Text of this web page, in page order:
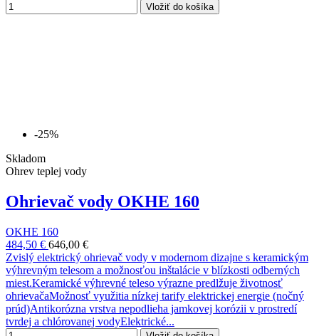
Vložiť do košíka
-25%
Skladom
Ohrev teplej vody
Ohrievač vody OKHE 160
OKHE 160
484,50 € 646,00 €
Zvislý elektrický ohrievač vody v modernom dizajne s keramickým
výhrevným telesom a možnosťou inštalácie v blízkosti odberných
miest.Keramické výhrevné teleso výrazne predlžuje životnosť
ohrievačaMožnosť využitia nízkej tarify elektrickej energie (nočný
prúd)Antikorózna vrstva nepodlieha jamkovej korózii v prostredí
tvrdej a chlórovanej vodyElektrické...